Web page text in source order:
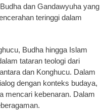
dan Gandawyuha yang
teringgi dalam
Budha hingga Islam
tataran teologi dari
dan Konghucu. Dalam
dengan konteks budaya,
mencari kebenaran. Dalam